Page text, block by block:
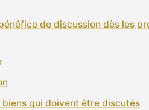
de discussion dès les
biens qui doivent être discutés